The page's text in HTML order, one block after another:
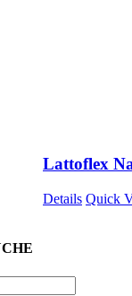
Lattoflex
Details Quick